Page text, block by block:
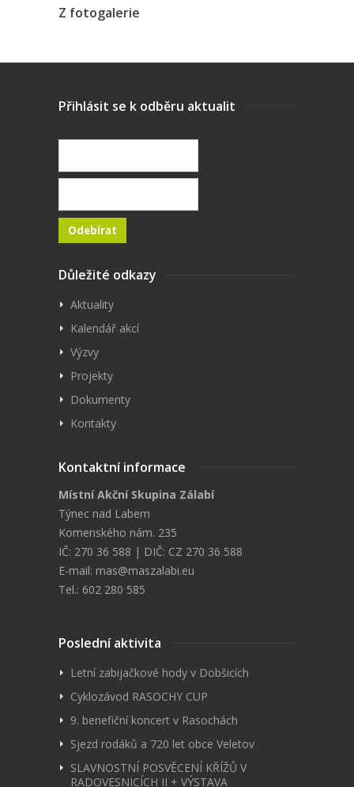
Z fotogalerie
Přihlásit se k odběru aktualit
Důležité odkazy
Aktuality
Kalendář akcí
Výzvy
Projekty
Dokumenty
Kontakty
Kontaktní informace
Místní Akční Skupina Zálabí
Týnec nad Labem
Komenského nám. 235
IČ: 270 36 588 | DIČ: CZ 270 36 588
E-mail: mas@maszalabi.eu
Tel.: 602 280 585
Poslední aktivita
Letní zabijačkové hody v Dobšicích
Cyklozávod RASOCHY CUP
9. benefiční koncert v Rasochách
Sjezd rodáků a 720 let obce Veletov
SLAVNOSTNÍ POSVĚCENÍ KŘÍŽŮ V
RADOVESNICÍCH II + VÝSTAVA